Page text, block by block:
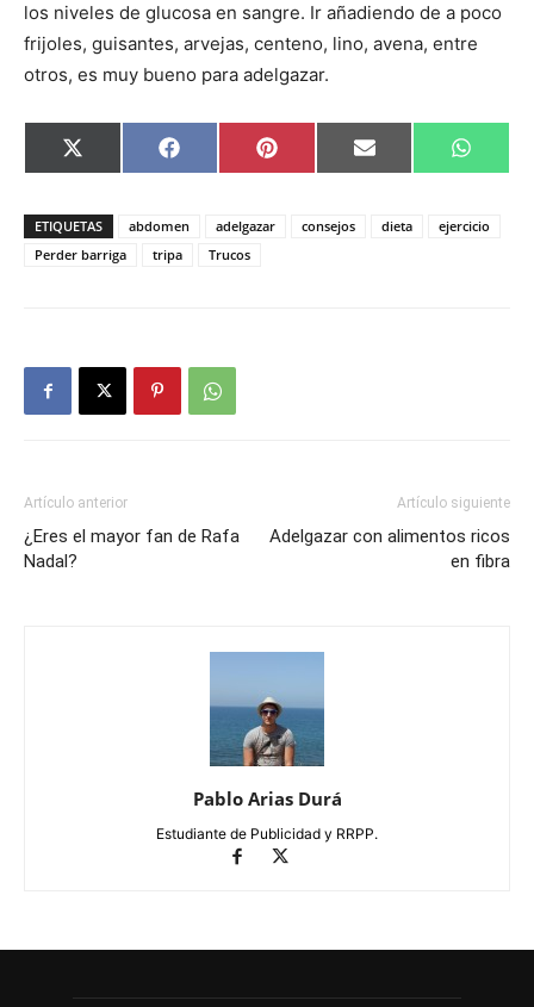
los niveles de glucosa en sangre. Ir añadiendo de a poco
frijoles, guisantes, arvejas, centeno, lino, avena, entre
otros, es muy bueno para adelgazar.
Compartir
en
X
(Twitter)
Compartir
en
Facebook Compartir
en
Pinterest Compartir
en
Email
en
ETIQUETAS abdomen adelgazar consejos dieta
ejercicio
Perder barriga
tripa Trucos
Artículo anterior
¿Eres el mayor fan de Rafa
Nadal?
Artículo siguiente
Adelgazar con alimentos ricos
en fibra
Pablo Arias Durá
Estudiante de Publicidad y RRPP.